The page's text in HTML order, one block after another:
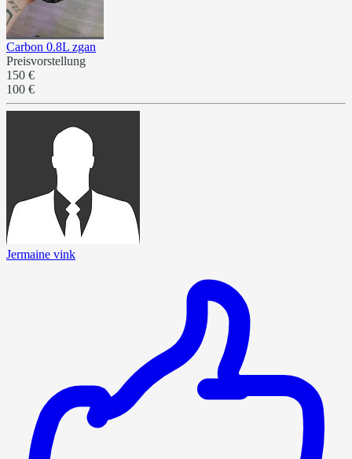
Carbon 0.8L zgan
Preisvorstellung
150 €
100 €
Jermaine vink